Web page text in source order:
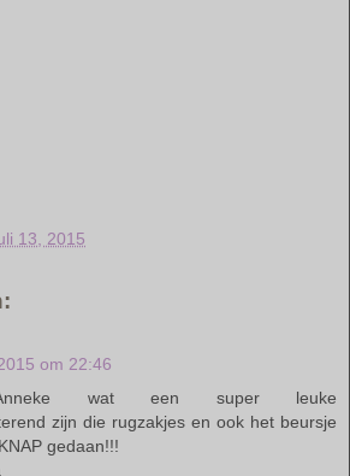
13, 2015
om 22:46
wat een super leuke
zijn die rugzakjes en ook het beursje
gedaan!!!